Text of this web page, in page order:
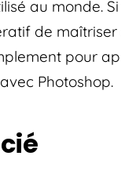
au monde.
de maîtriser
pour
Photoshop.